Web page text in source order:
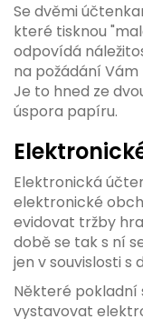
Se dvěmi
které tisknou
odpovídá
na požádání
Je to hned ze
úspora papíru.
Elektronická
elektronické
evidovat tržby
době se tak s ní
jen v souvislosti s
Některé pokladní
vystavovat